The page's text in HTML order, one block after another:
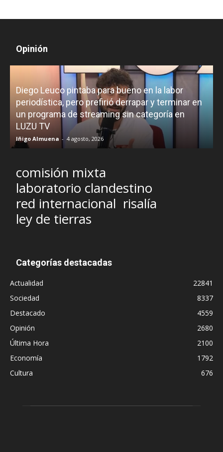
Opinión
Diego Leuco pintaba para bueno en la labor
periodística, pero prefirió derrapar y terminar en
un programa de streaming sin categoría en
LUZU TV
Iñigo Almuena - 4 agosto, 2026
comisión mixta
laboratorio clandestino
red internacional risalía
ley de tierras
Categorías destacadas
Actualidad
22841
Sociedad
8337
Destacado
4559
Opinión
2680
Última Hora
2100
Economía
1792
Cultura
676